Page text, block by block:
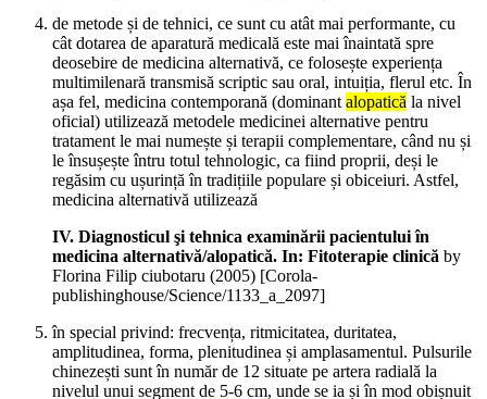
de metode și de tehnici, ce sunt cu atât mai performante, cu
cât dotarea de aparatură medicală este mai înaintată spre
deosebire de medicina alternativă, ce folosește experiența
multimilenară transmisă scriptic sau oral, intuiția, flerul etc. În
așa fel, medicina contemporană (dominantalopatică la nivel
oficial) utilizează metodele medicinei alternative pentru
tratament le mai numește și terapii complementare, când nu și
le însușește întru totul tehnologic, ca fiind proprii, deși le
regăsim cu ușurință în tradițiile populare și obiceiuri. Astfel,
medicina alternativă utilizează
IV. Diagnosticul şi tehnica examinării pacientului în
medicina alternativă/alopatică. In: Fitoterapie clinică by
Florina Filip ciubotaru (2005) [Corola-
publishinghouse/Science/1133_a_2097]
în special privind: frecvența, ritmicitatea, duritatea,
amplitudinea, forma, plenitudinea și amplasamentul. Pulsurile
chinezești sunt în număr de 12 situate pe artera radială la
nivelul unui segment de 5-6 cm, unde se ia și în mod obișnuit